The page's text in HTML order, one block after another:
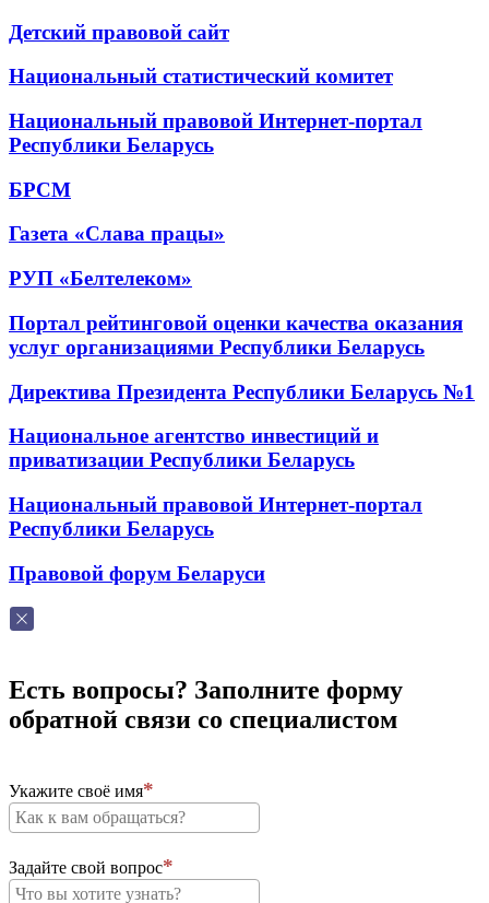
Детский правовой сайт
Национальный статистический комитет
Национальный правовой Интернет-портал
Республики Беларусь
БРСМ
Газета «Слава працы»
РУП «Белтелеком»
Портал рейтинговой оценки качества оказания
услуг организациями Республики Беларусь
Директива Президента Республики Беларусь №1
Национальное агентство инвестиций и
приватизации Республики Беларусь
Национальный правовой Интернет-портал
Республики Беларусь
Правовой форум Беларуси
Есть вопросы? Заполните форму
обратной связи со специалистом
Укажите своё имя
Задайте свой вопрос